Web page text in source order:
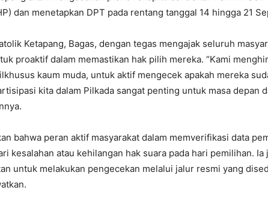
dan menetapkan DPT pada rentang tanggal 14 hingga 21
Ketapang, Bagas, dengan tegas mengajak seluruh
proaktif dalam memastikan hak pilih mereka. “Kami
kaum muda, untuk aktif mengecek apakah mereka
kita dalam Pilkada sangat penting untuk masa depan
bahwa peran aktif masyarakat dalam memverifikasi data
kesalahan atau kehilangan hak suara pada hari pemilihan. Ia
untuk melakukan pengecekan melalui jalur resmi yang